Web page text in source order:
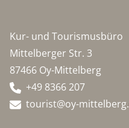
Kur- und Tourismusbüro
Mittelberger Str. 3
87466 Oy-Mittelberg
+49 8366 207
tourist@oy-